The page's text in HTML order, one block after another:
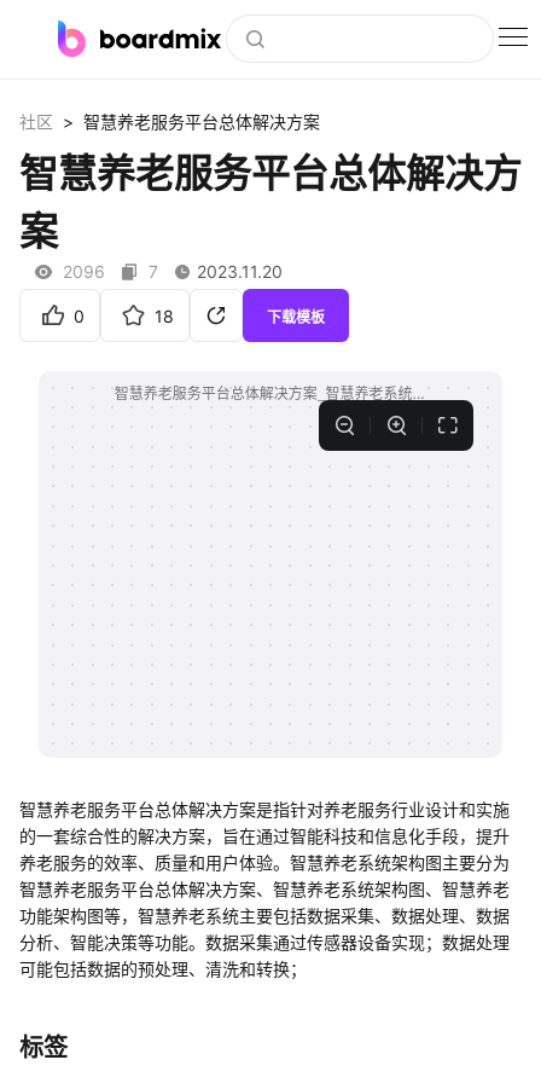
社区资源
企业服务
客户案例
支持
帮助中心
社区 > 智慧养老服务平台总体解决方案
智慧养老服务平台总体解决方
案
2096 7 2023.11.20
0 18 下载模板
智慧养老服务平台总体解决方案是指针对养老服务行业设计和实施
的一套综合性的解决方案，旨在通过智能科技和信息化手段，提升
养老服务的效率、质量和用户体验。智慧养老系统架构图主要分为
智慧养老服务平台总体解决方案、智慧养老系统架构图、智慧养老
功能架构图等，智慧养老系统主要包括数据采集、数据处理、数据
分析、智能决策等功能。数据采集通过传感器设备实现；数据处理
可能包括数据的预处理、清洗和转换；
标签